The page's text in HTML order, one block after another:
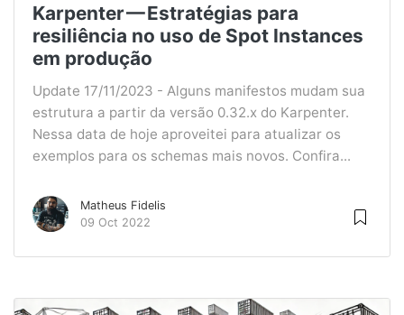
Karpenter — Estratégias para
resiliência no uso de Spot Instances
em produção
Update 17/11/2023 - Alguns manifestos mudam sua
estrutura a partir da versão 0.32.x do Karpenter.
Nessa data de hoje aproveitei para atualizar os
exemplos para os schemas mais novos. Confira...
Matheus Fidelis
09 Oct 2022